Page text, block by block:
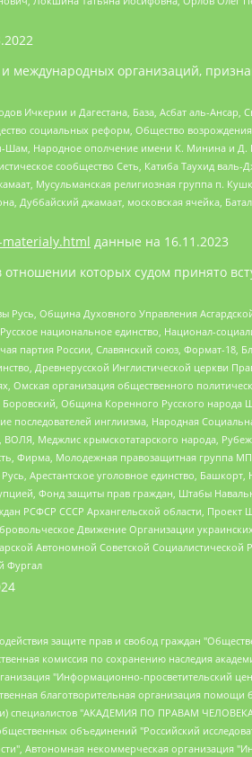
организаций,
Ичкерии и Дагестана, База, Асбат аль-Ансар,
социальных реформ, Общество
Шам, Народное ополчение имени К. Минина и
сообщество Сеть, Катиба Таухид
Мусульманская религиозная группа п.
Дуббайский джамаат, московская ячейка,
данные на 16.11.2023
которых судом принято
Русь, Община Духовного Управления
национальное единство, Национал-
партия России, Славянский союз, Формат-
Древнерусской Инглистической церкви
организация общественного
Община Коренного Русского
инглиизма, Народная
Меджлис крымскотатарского народа,
Фирма, Молодежная правозащитная группа
Арестантское уголовное единство,
Фонд защиты прав граждан, Штабы
РСФСР СССР Архангельской области,
Движение Организации
Автономной Советской
Фургал
(дата регистрации 26.06.2015), являющееся администратором доменного имени интернет-издания "The Insider SIA", https://theins.ru, Постернак Алексей Евгеньевич, Рубин Михаил Аркадьевич, Анин Роман Александрович, Юридическое лицо Istories fonds, зарегистрированное в Латвийской Республике (регистрационный номер 50008295751, дата регистрации 24.02.2020), Великовский Дмитрий Александрович, Долинина Ирина Николаевна, Мароховская Алеся Алексеевна, Шлейнов Роман Юрьевич, Шмагун Олеся Валентиновна, Общество с ограниченной ответственностью "Альтаир 2021", Общество с ограниченной ответственностью "Вега 2021", Общество с ограниченной ответственностью "Главный редактор 2021", Общество с ограниченной ответственностью "Ромашки монолит", Важенков Артем Валерьевич, Ивановская областная общественная организация "Центр гендерных исследований", Гурман Юрий Альбертович, Медиапроект "ОВД-Инфо", Егоров Владимир Владимирович, Жилинский Владимир Александрович, Общество с ограниченной ответственностью "ЗП", Иванова София Юрьевна, Карезина Инна Павловна, Кильтау Екатерина Викторовна, Петров Алексей Викторович, Пискунов Сергей Евгеньевич, Смирнов Сергей Сергеевич, Тихонов Михаил Сергеевич, Общество с ограниченной ответственностью "ЖУРНАЛИСТ-ИНОСТРАННЫЙ АГЕНТ", Арапова Галина Юрьевна, Вольтская Татьяна Анатольевна, Американская компания "Mason G.E.S. Anonymous Foundation" (США), являющаяся владельцем интернет-издания https://mnews.world/, Компания "Stichting Bellingcat", зарегистрированная в Нидерландах (дата регистрации 11.07.2018), Захаров Андрей Вячеславович, Клепиковская Екатерина Дмитриевна, Общество с ограниченной ответственностью "МЕМО", Перл Роман Александрович, Симонов Евгений Алексеевич, Соловьева Елена Анатольевна, Сотников Даниил Владимирович, Сурначева Елизавета Дмитриевна, Автономная некоммерческая организация по защите прав человека и информированию населения "Якутия – Наше Мнение", Общество с ограниченной ответственностью "Москоу диджитал медиа", с 26.01.2023 Общество с ограниченной ответственностью